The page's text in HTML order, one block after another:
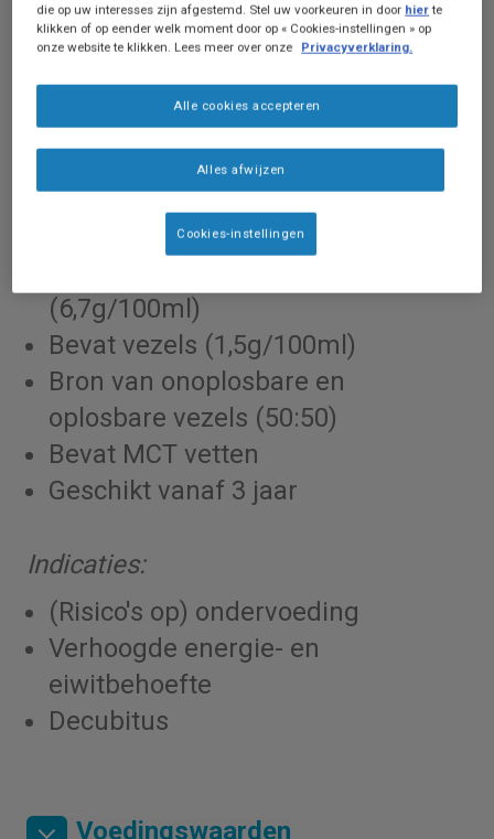
Isosource® Protein Fibreis een energie- en
eiwitrijke medische sondevoeding bij (risico op)
ondervoeding.
Geschikt om zowel als volledige of
aanvullende voeding te gebruiken
Verhoogde energiebehoefte
(1,3kcal/ml)
(6,7g/100ml)
Bevat vezels (1,5g/100ml)
Bron van onoplosbare en
oplosbare vezels (50:50)
Bevat MCT vetten
Geschikt vanaf 3 jaar
Indicaties:
(Risico's op) ondervoeding
Verhoogde energie- en
eiwitbehoefte
Decubitus
Voedingswaarden
die op uw interesses zijn afgestemd. Stel uw voorkeuren in door hierte
klikken of op eender welk moment door op « Cookies-instellingen » op
onze website te klikken. Lees meer over onze
Privacyverklaring.
Alles afwijzen
Alle cookies accepteren
Cookies-instellingen